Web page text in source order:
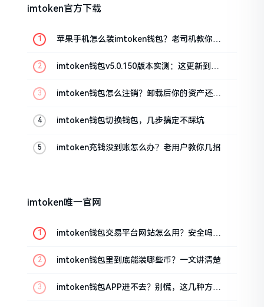
imtoken官方下载
苹果手机怎么装imtoken钱包？老司机教你避
imtoken钱包v5.0.150版本实测：这更新到底
imtoken钱包怎么注销？卸载后你的资产还在
imtoken钱包切换钱包，几步搞定不踩坑
imtoken充钱没到账怎么办？老用户教你几招
imtoken唯一官网
imtoken钱包交易平台网站怎么用？安全吗？
imtoken钱包里到底能装哪些币？一文讲清楚
imtoken钱包APP进不去？别慌，这几种方法